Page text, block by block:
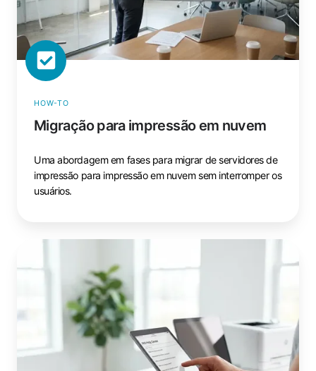
HOW-TO
Migração para impressão em nuvem
Uma abordagem em fases para migrar de servidores de
impressão para impressão em nuvem sem interromper os
usuários.
frequentes
impressão